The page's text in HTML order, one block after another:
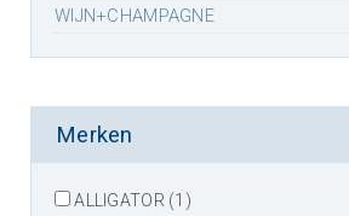
WIJN+CHAMPAGNE
Merken
ALLIGATOR (1)